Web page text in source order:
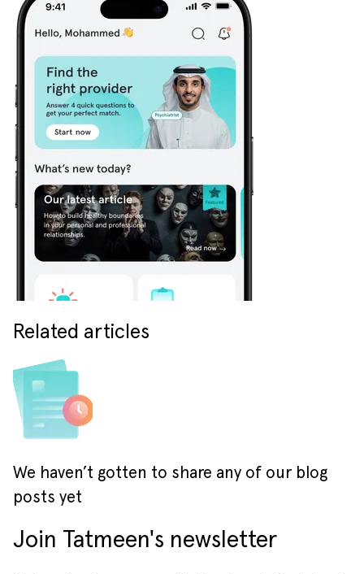
Related articles
We haven’t gotten to share any of our blog
posts yet
Join Tatmeen's newsletter